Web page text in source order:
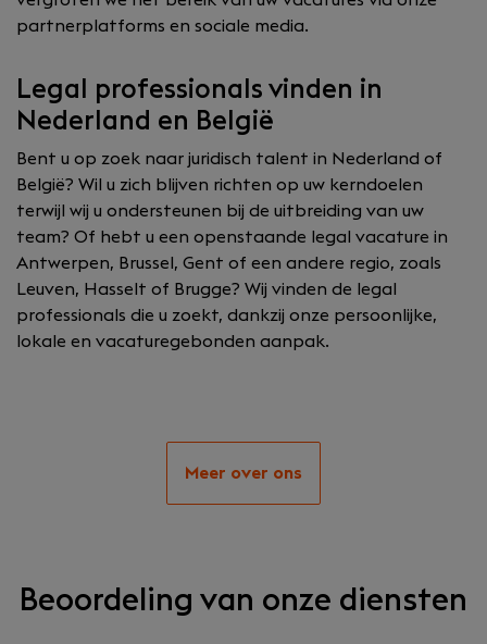
partnerplatforms en sociale media.
Legal professionals vinden in
Nederland en België
Bent u op zoek naar juridisch talent in Nederland of
België? Wil u zich blijven richten op uw kerndoelen
terwijl wij u ondersteunen bij de uitbreiding van uw
team? Of hebt u een openstaande legal vacature in
Antwerpen, Brussel, Gent of een andere regio, zoals
Leuven, Hasselt of Brugge? Wij vinden de legal
professionals die u zoekt, dankzij onze persoonlijke,
lokale en vacaturegebonden aanpak.
Meer over ons
Beoordeling van onze diensten